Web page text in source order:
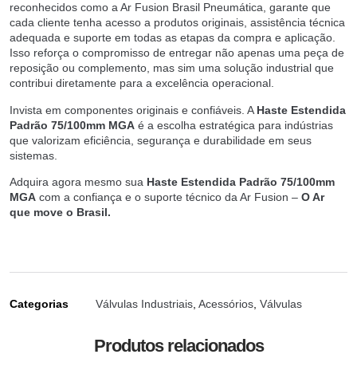
reconhecidos como a Ar Fusion Brasil Pneumática, garante que
cada cliente tenha acesso a produtos originais, assistência técnica
adequada e suporte em todas as etapas da compra e aplicação.
Isso reforça o compromisso de entregar não apenas uma peça de
reposição ou complemento, mas sim uma solução industrial que
contribui diretamente para a excelência operacional.
Invista em componentes originais e confiáveis. A Haste Estendida
Padrão 75/100mm MGA é a escolha estratégica para indústrias
que valorizam eficiência, segurança e durabilidade em seus
sistemas.
Adquira agora mesmo sua Haste Estendida Padrão 75/100mm
MGA com a confiança e o suporte técnico da Ar Fusion – O Ar
que move o Brasil.
Categorias Válvulas Industriais Acessórios Válvulas
Produtos relacionados